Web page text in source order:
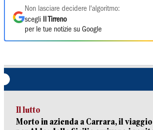
Non lasciare decidere l'algoritmo:
scegli
Il Tirreno
per le tue notizie su Google
Il lutto
Morto in azienda a Carrara, il